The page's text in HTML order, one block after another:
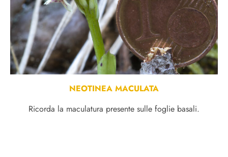
NEOTINEA MACULATA
Ricorda la maculatura presente sulle foglie basali.